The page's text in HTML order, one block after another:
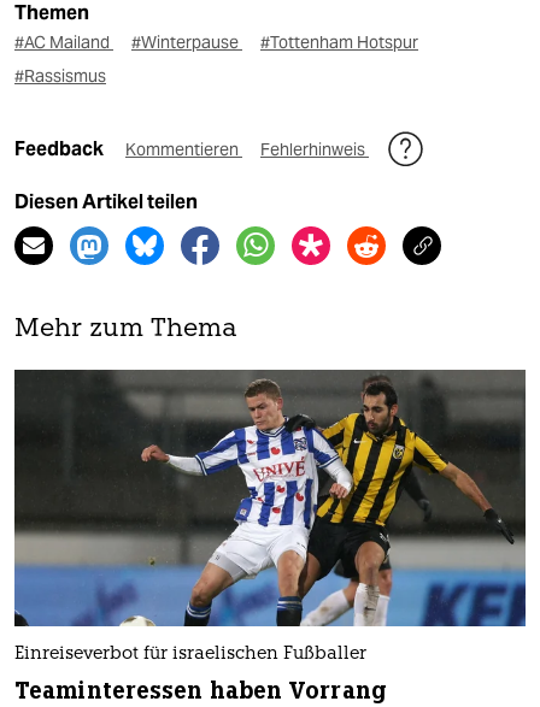
Themen
#AC Mailand #Winterpause
#Tottenham Hotspur
#Rassismus
Feedback Kommentieren Fehlerhinweis
Diesen Artikel teilen
Mehr zum Thema
Einreiseverbot für israelischen Fußballer
Teaminteressen haben Vorrang